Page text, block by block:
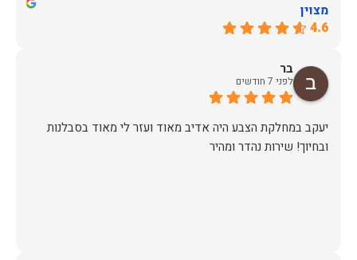
מצוין
4.6
בר
לפני 7 חודשים
יעקב במחלקת הצבע היה אדיב מאוד ועזר לי מאוד בסבלנות
ובחיוך! שירות נהדר ומהיר